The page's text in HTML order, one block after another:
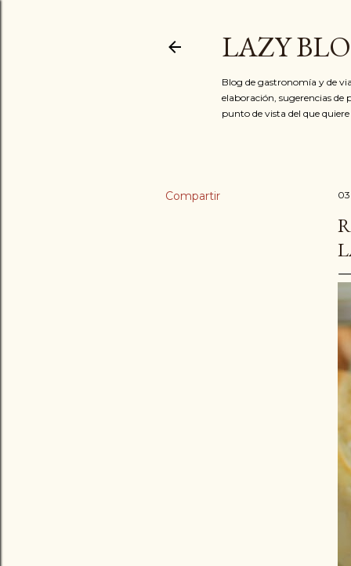
LAZY
Blog de gastronomía y de
elaboración, sugerencias de
punto de vista del que
Compartir